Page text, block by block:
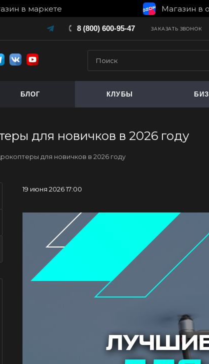
в маркете Магазин в
8 (800) 600-95-47 ЗАКАЗАТЬ ЗВОНОК
БЛОГ КЛУБЫ
для новичков в 2026 году
для новичков в 2026 году
19 июня 2026 17:00